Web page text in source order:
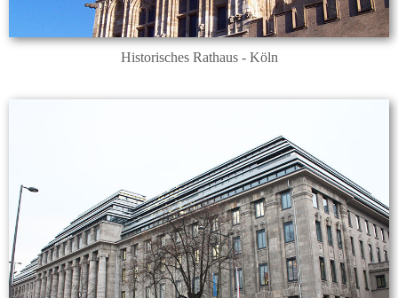
Historisches Rathaus - Köln